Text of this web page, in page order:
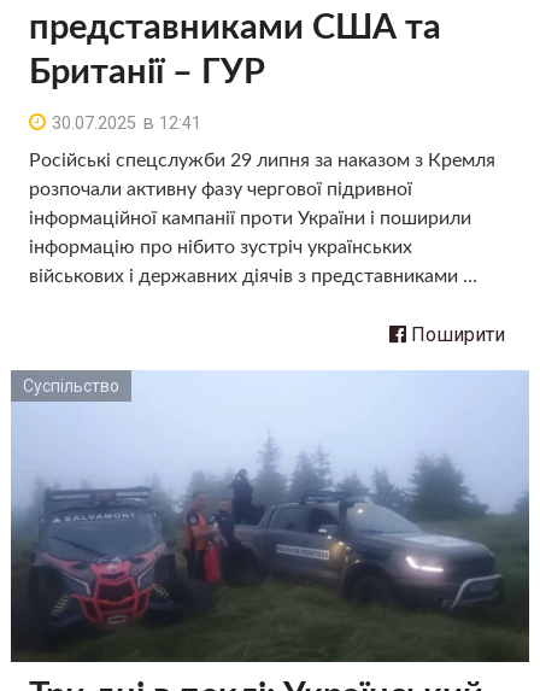
представниками США та
Британії – ГУР
30.07.2025 в 12:41
Російські спецслужби 29 липня за наказом з Кремля
розпочали активну фазу чергової підривної
інформаційної кампанії проти України і поширили
інформацію про нібито зустріч українських
військових і державних діячів з представниками …
Поширити
Суспільство